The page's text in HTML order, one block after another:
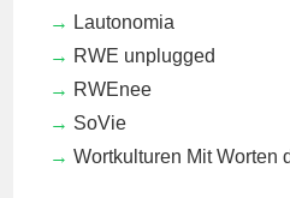
Lautonomia
RWE unplugged
RWEnee
SoVie
Wortkulturen Mit Worten